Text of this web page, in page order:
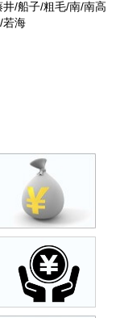
/船子/粗毛/南/南高
若海